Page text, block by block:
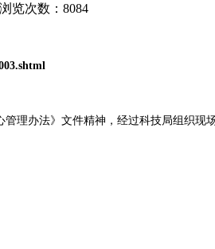
览次数：8084
理办法》文件精神，经过科技局组织现